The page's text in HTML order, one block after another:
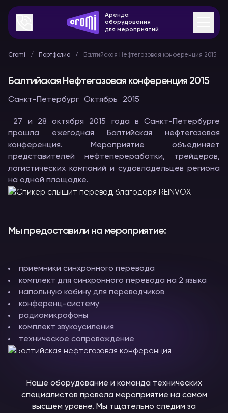
Аренда
оборудования
для мероприятий
Cromi Портфолио Балтийская Нефтегазовая конференция 2015
Балтийская Нефтегазовая конференция 2015
Санкт-Петербург Октябрь 2015
27 и 28 октября 2015 года в Санкт-Петербурге
прошла ежегодная Балтийская нефтегазовая
конференция. Мероприятие объединяет
представителей нефтепереработки, трейдеров,
логистических компаний и судовладельцев региона
на одной площадке.
Мы предоставили на мероприятие:
приемники синхронного перевода
комплект для синхронного перевода на 2 языка
напольную кабину для переводчиков
конференц-систему
радиомикрофоны
комплект звукоусиления
техническое сопровождение
Наше оборудование и команда технических
специалистов провела мероприятие на самом
высшем уровне. Мы тщательно следим за